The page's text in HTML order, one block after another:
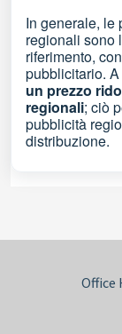
In generale, le
regionali sono
riferimento,
pubblicitario.
un prezzo
regionali; ciò
pubblicità
distribuzione.
Office